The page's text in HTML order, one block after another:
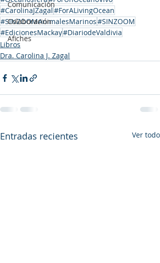
Comunicación
Colaboración
Afiches
#CarolinaJZagal#ForALivingOcean
#SINZOOMAnimalesMarinos#SINZOOM
#EdicionesMackay#DiariodeValdivia
Libros
Dra. Carolina J. Zagal
Entradas recientes Ver todo